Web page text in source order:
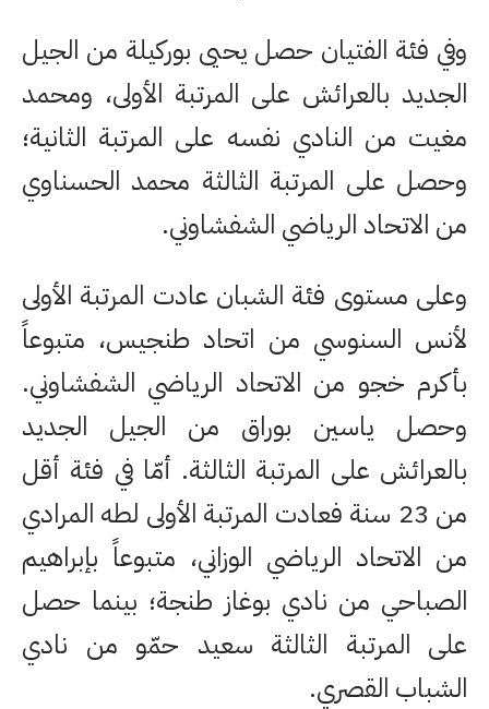
وفي فئة الفتيان حصل يحيى بوركيلة من الجيل
الجديد بالعرائش على المرتبة الأولى، ومحمد
مغيت من النادي نفسه على المرتبة الثانية؛
وحصل على المرتبة الثالثة محمد الحسناوي
من الاتحاد الرياضي الشفشاوني.
وعلى مستوى فئة الشبان عادت المرتبة الأولى
لأنس السنوسي من اتحاد طنجيس، متبوعاً
بأكرم خجو من الاتحاد الرياضي الشفشاوني.
وحصل ياسين بوراق من الجيل الجديد
بالعرائش على المرتبة الثالثة. أمّا في فئة أقل
من 23 سنة فعادت المرتبة الأولى لطه المرادي
من الاتحاد الرياضي الوزاني، متبوعاً بإبراهيم
الصباحي من نادي بوغاز طنجة؛ بينما حصل
على المرتبة الثالثة سعيد حمّو من نادي
الشباب القصري.